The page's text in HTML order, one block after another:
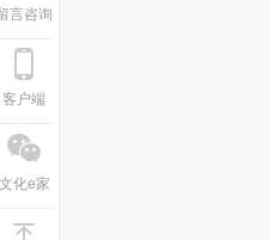
言咨询
客户端
化e家